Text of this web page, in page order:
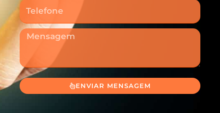
Telefone
Mensagem
ENVIAR MENSAGEM